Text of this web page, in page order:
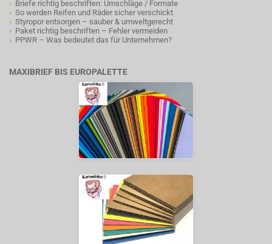
› Briefe richtig beschriften: Umschläge / Formate
› So werden Reifen und Räder sicher verschickt
› Styropor entsorgen – sauber & umweltgerecht
› Paket richtig beschriften – Fehler vermeiden
› PPWR – Was bedeutet das für Unternehmen?
MAXIBRIEF BIS EUROPALETTE